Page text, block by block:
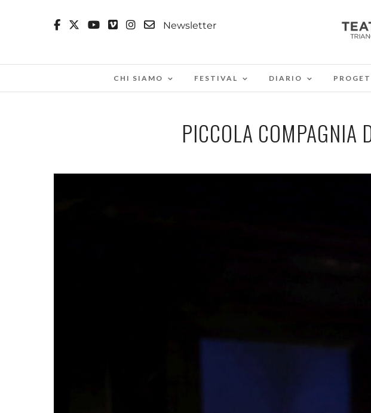
Newsletter
CHI SIAMO FESTIVAL DIARIO
PICCOLA COMPAGNIA